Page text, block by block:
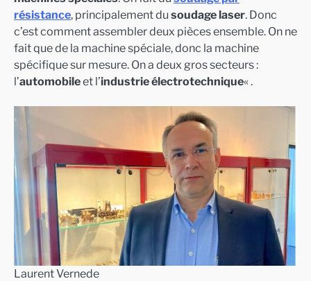
résistance, principalement du soudage laser. Donc
c’est comment assembler deux pièces ensemble. On ne
fait que de la machine spéciale, donc la machine
spécifique sur mesure. On a deux gros secteurs :
l’automobileet l’industrie électrotechnique« .
Laurent Vernede